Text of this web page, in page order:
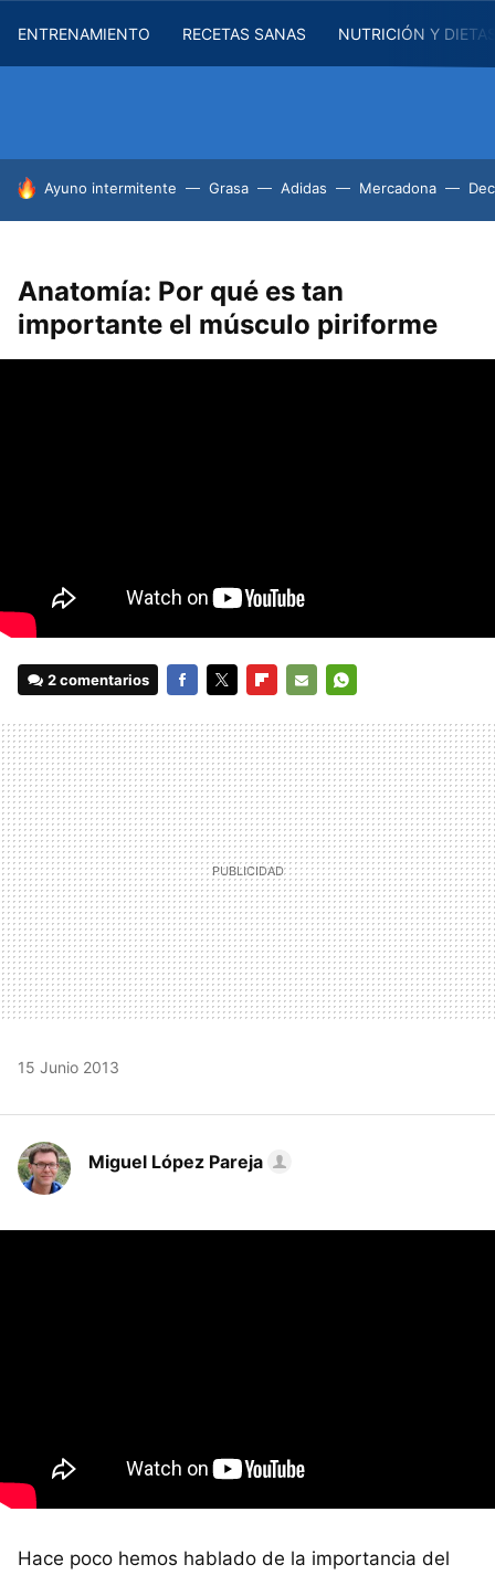
ENTRENAMIENTO RECETAS SANAS NUTRICIÓN Y
HOY SE HABLA DE
Ayuno intermitente Grasa Adidas Mercadona
Anatomía: Por qué es tan
importante el músculo piriforme
2 comentarios
MAIL
15 Junio 2013
Miguel López Pareja
Hace poco hemos hablado de la importancia del